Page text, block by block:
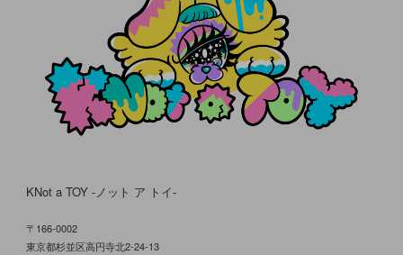
KNot a TOY -ノット ア トイ-
〒166-0002
東京都杉並区高円寺北2-24-13